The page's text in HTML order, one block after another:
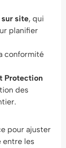
site, qui
planifier
conformité
Protection
des
pour ajuster
entre les